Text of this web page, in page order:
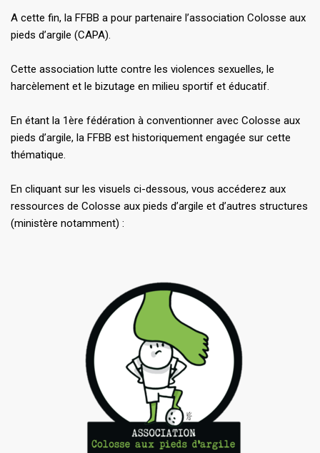
A cette fin, la FFBB a pour partenaire l’association Colosse aux
pieds d’argile (CAPA).
Cette association lutte contre les violences sexuelles, le
harcèlement et le bizutage en milieu sportif et éducatif.
En étant la 1ère fédération à conventionner avec Colosse aux
pieds d’argile, la FFBB est historiquement engagée sur cette
thématique.
En cliquant sur les visuels ci-dessous, vous accéderez aux
ressources de Colosse aux pieds d’argile et d’autres structures
(ministère notamment) :